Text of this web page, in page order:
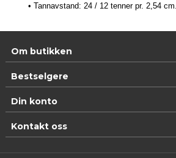
• Tannavstand: 24 / 12 tenner pr. 2,54 cm.
Om butikken
Bestselgere
Din konto
Kontakt oss